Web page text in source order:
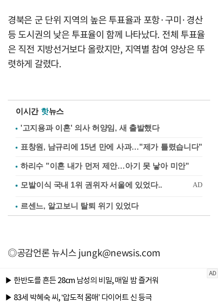
경북은 군 단위 지역의 높은 투표율과 포항·구미·경산
등 도시권의 낮은 투표율이 함께 나타났다. 전체 투표율
은 직전 지방선거보다 올랐지만, 지역별 참여 양상은 뚜
렷하게 갈렸다.
이시간 핫뉴스
'고지용과 이혼' 의사 허양임, 새 출발했다
표창원, 남규리에 15년 만에 사과…"제가 틀렸습니다"
하리수 "이혼 내가 먼저 제안…아기 못 낳아 미안"
르센느, 알고보니 탈퇴 위기 있었다
◎공감언론 뉴시스jungk@newsis.com